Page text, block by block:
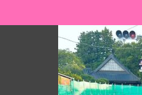
生
す